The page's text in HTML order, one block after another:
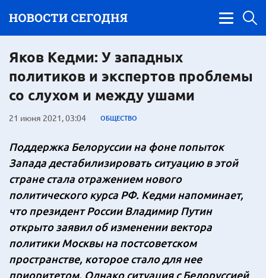
Яков Кедми: У западных
политиков и экспертов проблемы
со слухом и между ушами
21 июня 2021, 03:04 ОБЩЕСТВО
Поддержка Белоруссии на фоне попыток
Запада дестабилизировать ситуацию в этой
стране стала отражением нового
политического курса РФ. Кедми напоминает,
что президент России Владимир Путин
открыто заявил об изменении вектора
политики Москвы на постсоветском
пространстве, которое стало для нее
приоритетом. Однако ситуация с Белоруссией